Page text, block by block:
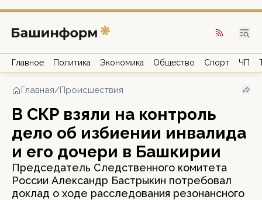
Главное Политика Экономика Общество Спорт ЧП
Главная/Происшествия
В СКР взяли на контроль
дело об избиении инвалида
и его дочери в Башкирии
Председатель Следственного комитета
России Александр Бастрыкин потребовал
доклад о ходе расследования резонансного